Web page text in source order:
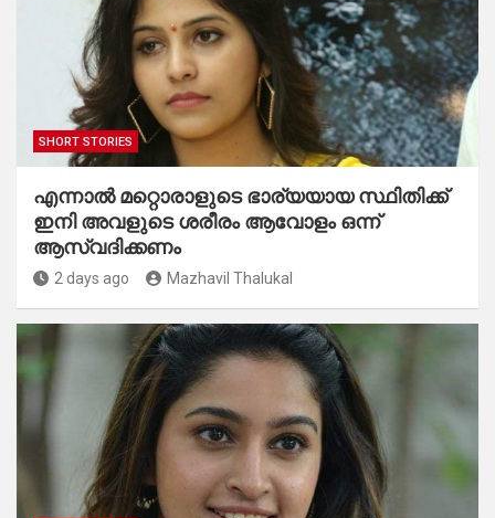
SHORT STORIES
എന്നാൽ മറ്റൊരാളുടെ ഭാര്യയായ സ്ഥിതിക്ക്
ഇനി അവളുടെ ശരീരം ആവോളം ഒന്ന്
ആസ്വദിക്കണം
2 days ago Mazhavil Thalukal